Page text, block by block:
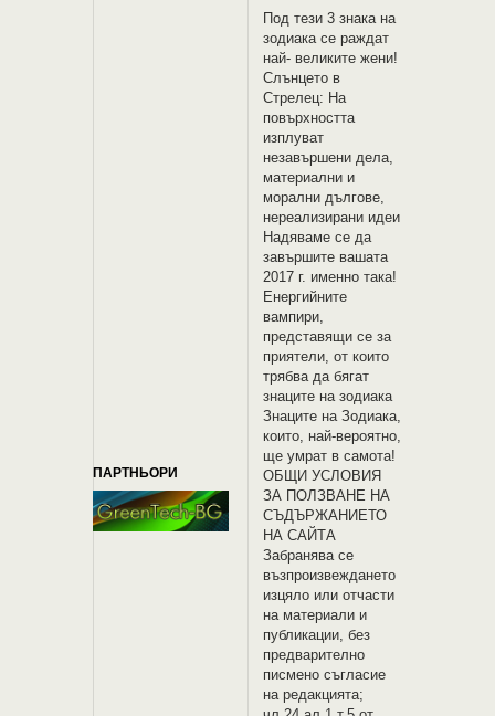
Под тези 3 знака на
зодиака се раждат
най- великите жени!
Слънцето в
Стрелец: На
повърхността
изплуват
незавършени дела,
материални и
морални дългове,
нереализирани идеи
Надяваме се да
завършите вашата
2017 г. именно така!
Енергийните
вампири,
представящи се за
приятели, от които
трябва да бягат
знаците на зодиака
Знаците на Зодиака,
които, най-вероятно,
ще умрат в самота!
ПАРТНЬОРИ
OБЩИ УСЛОВИЯ
ЗА ПОЛЗВАНЕ НА
СЪДЪРЖАНИЕТО
НА САЙТА
Забранява се
възпроизвеждането
изцяло или отчасти
на материали и
публикации, без
предварително
писмено съгласие
на редакцията;